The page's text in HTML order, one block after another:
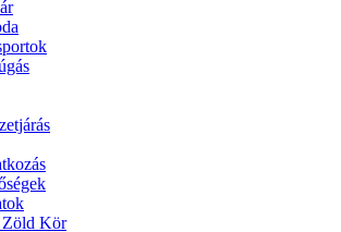
Kör